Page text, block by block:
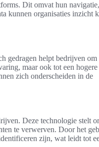
Dit omvat hun navigatie,
kunnen organisaties inzicht
gedragen helpt bedrijven om
maar ook tot een hogere
zich onderscheiden in de
Deze technologie stelt
te verwerven. Door het
zijn, wat leidt tot